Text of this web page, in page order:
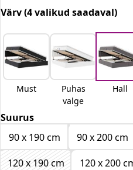
Värv(4 valikud saadaval)
Must
Puhas
valge
Hall
Suurus
90 x 190 cm
90 x 200 cm
120 x 190 cm
120 x 200